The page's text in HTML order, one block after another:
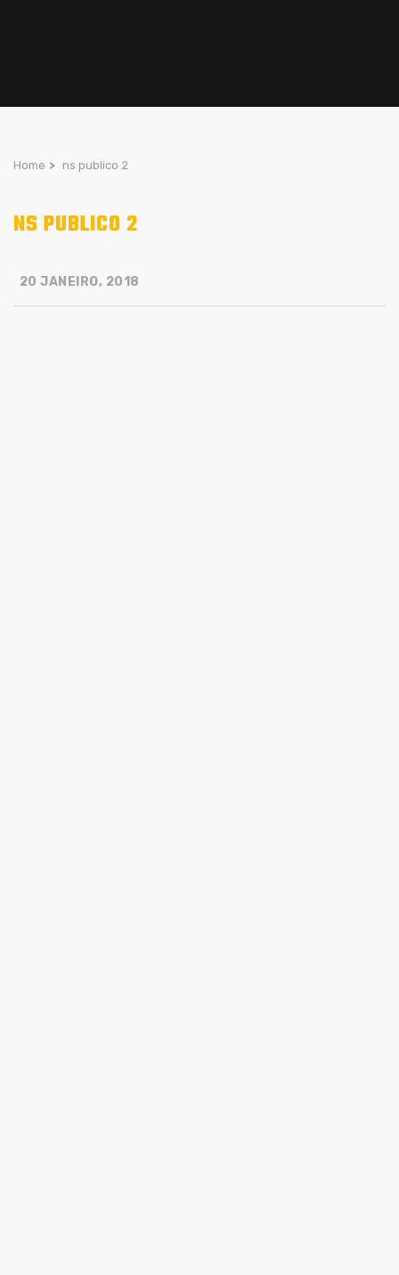
Home > ns publico 2
NS PUBLICO 2
20 JANEIRO, 2018